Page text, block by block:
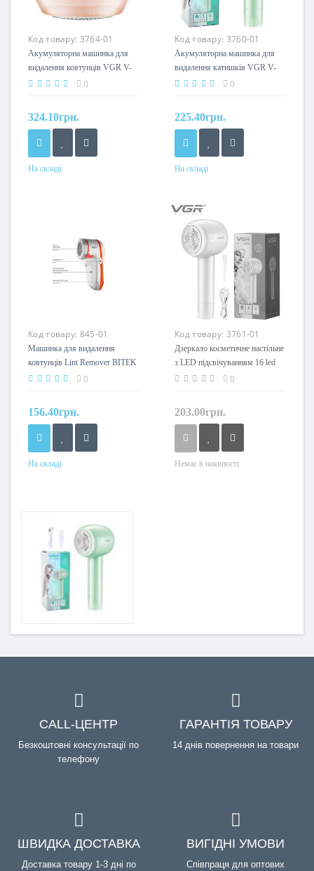
Код товару: 3764-01
Акумуляторна машинка для
видалення ковтунців VGR V-
817 PINK
0
324.10грн.
На складі
Код товару: 3760-01
Акумуляторна машинка для
видалення катишків VGR V-
813 MINT
0
225.40грн.
На складі
Код товару: 845-01
Машинка для видалення
ковтунців Lint Remover BITEK
BT-450
0
156.40грн.
На складі
Код товару: 3761-01
Дзеркало косметичне настільне
з LED підсвічуванням 16 led
00077 36шт 9867
0
203.00грн.
Немає в наявності
CALL-ЦЕНТР
Безкоштовні консультації по
телефону
ГАРАНТІЯ ТОВАРУ
14 днів повернення на товари
ШВИДКА ДОСТАВКА
Доставка товару 1-3 дні по
ВИГІДНІ УМОВИ
Співпраця для оптових